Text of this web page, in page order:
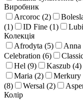
Виробник
Arcoroc (2)
(1) ID Fine (1)
Колекція
Afrodyta (5) Anna
Celebration (6)
Hel (9) Kaszub (4)
Maria (2) Merkury
(8) Wersal (2)
Колір